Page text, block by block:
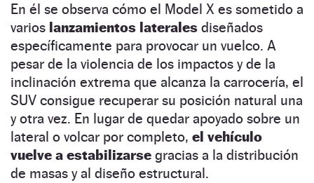
En él se observa cómo el Model X es sometido a
varios lanzamientos laterales diseñados
específicamente para provocar un vuelco. A
pesar de la violencia de los impactos y de la
inclinación extrema que alcanza la carrocería, el
SUV consigue recuperar su posición natural una
y otra vez. En lugar de quedar apoyado sobre un
lateral o volcar por completo, el vehículo
vuelve a estabilizarse gracias a la distribución
de masas y al diseño estructural.